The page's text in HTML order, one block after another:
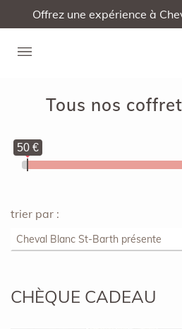
Offrez une expérience à
Tous nos
50 €
trier par :
CHÈQUE CADEAU